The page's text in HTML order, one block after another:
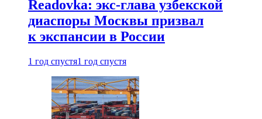
Readovka: экс-глава узбекской
диаспоры Москвы призвал
к экспансии в России
1 год спустя1 год спустя